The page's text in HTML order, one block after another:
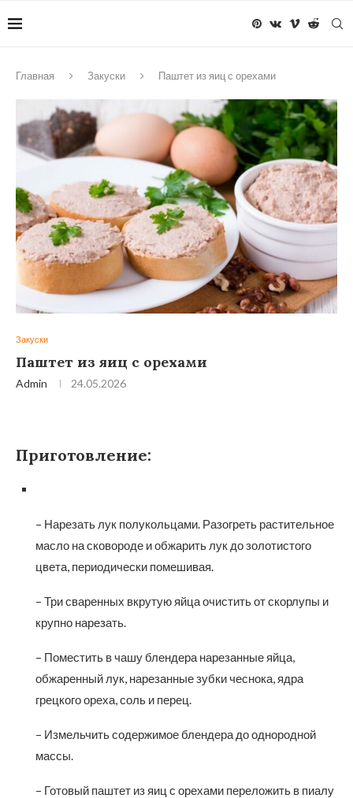
Главная Закуски Паштет из яиц с орехами
Закуски
Паштет из яиц с орехами
Admin 24.05.2026
Приготовление:
– Нарезать лук полукольцами. Разогреть растительное
масло на сковороде и обжарить лук до золотистого
цвета, периодически помешивая.
– Три сваренных вкрутую яйца очистить от скорлупы и
крупно нарезать.
– Поместить в чашу блендера нарезанные яйца,
обжаренный лук, нарезанные зубки чеснока, ядра
грецкого ореха, соль и перец.
– Измельчить содержимое блендера до однородной
массы.
– Готовый паштет из яиц с орехами переложить в пиалу